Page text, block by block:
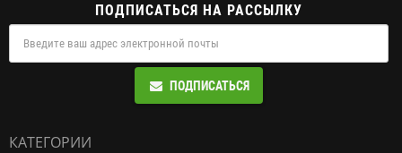
ПОДПИСАТЬСЯ НА РАССЫЛКУ
ПОДПИСАТЬСЯ
КАТЕГОРИИ